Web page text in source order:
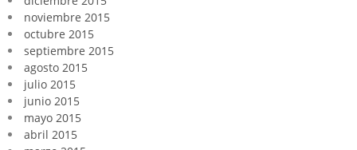
noviembre 2015
octubre 2015
septiembre 2015
agosto 2015
julio 2015
junio 2015
mayo 2015
abril 2015